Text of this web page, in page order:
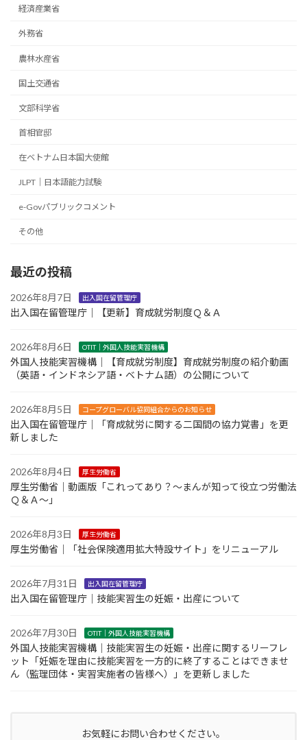
経済産業省
外務省
農林水産省
国土交通省
文部科学省
首相官邸
在ベトナム日本国大使館
JLPT｜日本語能力試験
e-Govパブリックコメント
その他
最近の投稿
2026年8月7日 出入国在留管理庁
出入国在留管理庁｜【更新】育成就労制度Ｑ＆Ａ
2026年8月6日 OTIT｜外国人技能実習機構
外国人技能実習機構｜【育成就労制度】育成就労制度の紹介動画
（英語・インドネシア語・ベトナム語）の公開について
2026年8月5日 コープグローバル協同組合からのお知らせ
出入国在留管理庁｜「育成就労に関する二国間の協力覚書」を更
新しました
2026年8月4日 厚生労働省
厚生労働省｜動画版「これってあり？～まんが知って役立つ労働法
Ｑ＆Ａ～」
2026年8月3日 厚生労働省
厚生労働省｜「社会保険適用拡大特設サイト」をリニューアル
2026年7月31日 出入国在留管理庁
出入国在留管理庁｜技能実習生の妊娠・出産について
2026年7月30日 OTIT｜外国人技能実習機構
外国人技能実習機構｜技能実習生の妊娠・出産に関するリーフレ
ット「妊娠を理由に技能実習を一方的に終了することはできませ
ん（監理団体・実習実施者の皆様へ）」を更新しました
お気軽にお問い合わせください。